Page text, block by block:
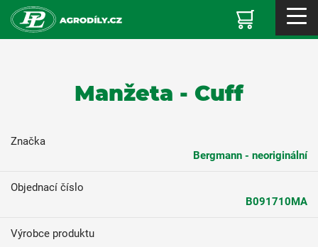
Manžeta - Cuff
Značka
Bergmann - neoriginální
Objednací číslo
B091710MA
Výrobce produktu